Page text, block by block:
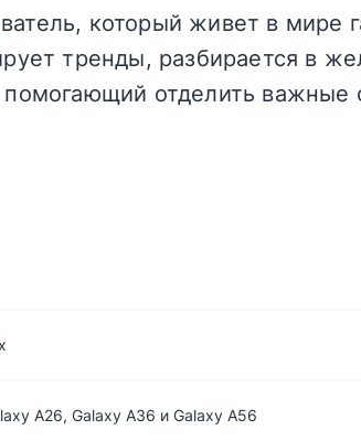
который живет в мире
тренды, разбирается в
отделить важные
A26, Galaxy A36 и Galaxy A56